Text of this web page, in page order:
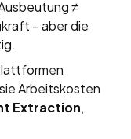
≠
– aber die
Arbeitskosten
Extraction,